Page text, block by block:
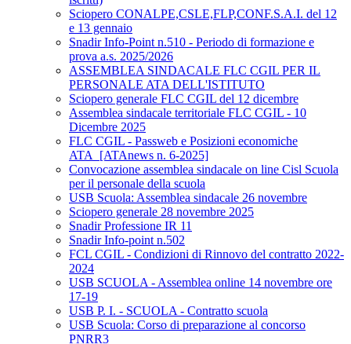
Sciopero CONALPE,CSLE,FLP,CONF.S.A.I. del 12
e 13 gennaio
Snadir Info-Point n.510 - Periodo di formazione e
prova a.s. 2025/2026
ASSEMBLEA SINDACALE FLC CGIL PER IL
PERSONALE ATA DELL'ISTITUTO
Sciopero generale FLC CGIL del 12 dicembre
Assemblea sindacale territoriale FLC CGIL - 10
Dicembre 2025
FLC CGIL - Passweb e Posizioni economiche
ATA_[ATAnews n. 6-2025]
Convocazione assemblea sindacale on line Cisl Scuola
per il personale della scuola
USB Scuola: Assemblea sindacale 26 novembre
Sciopero generale 28 novembre 2025
Snadir Professione IR 11
Snadir Info-point n.502
FCL CGIL - Condizioni di Rinnovo del contratto 2022-
2024
USB SCUOLA - Assemblea online 14 novembre ore
17-19
USB P. I. - SCUOLA - Contratto scuola
USB Scuola: Corso di preparazione al concorso
PNRR3